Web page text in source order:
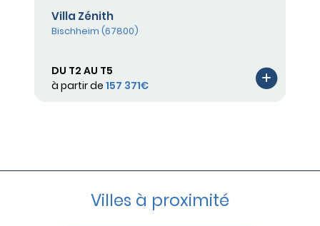
Villa Zénith
Bischheim (67800)
DU T2 AU T5
à partir de 157 371€
Villes à proximité